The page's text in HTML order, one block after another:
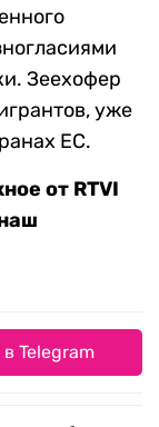
Зеехофер
уже
ЕС.
от RTVI
Telegram